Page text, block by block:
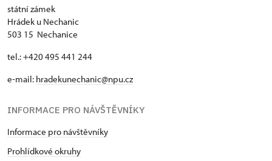
státní zámek
Hrádek u Nechanic
503 15 Nechanice
tel.: +420 495 441 244
e-mail: hradekunechanic@npu.cz
INFORMACE PRO NÁVŠTĚVNÍKY
Informace pro návštěvníky
Prohlídkové okruhy